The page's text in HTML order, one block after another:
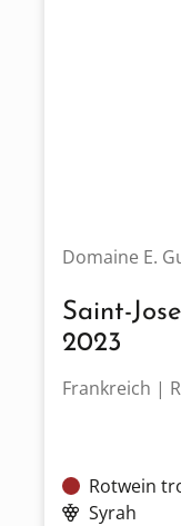
Domaine E.
Saint-
2023
Frankreich |
Rotwein
Syrah